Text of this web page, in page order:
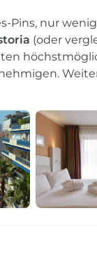
Pins, nur
(oder